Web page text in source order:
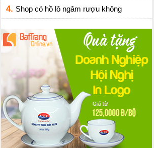
4. Shop có hồ lô ngâm rượu không